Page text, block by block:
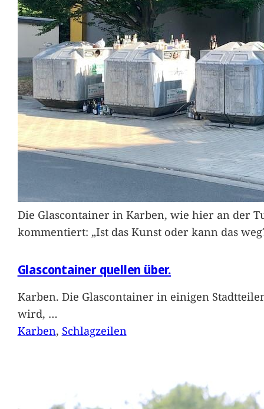
Die Glascontainer in Karben, wie hier an der
kommentiert: „Ist das Kunst oder kann das
Glascontainer quellen über.
Karben. Die Glascontainer in einigen
wird, …
Karben, Schlagzeilen